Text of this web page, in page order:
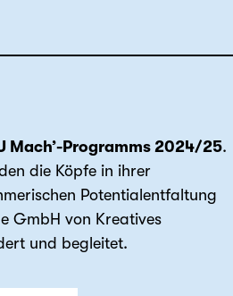
Mach’-Programms 2024/25.
die Köpfe in ihrer
Potentialentfaltung
GmbH von Kreatives
und begleitet.